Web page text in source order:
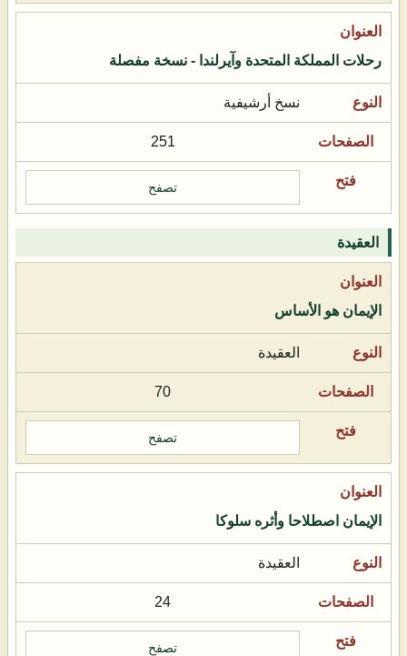
رحلات المملكة المتحدة وآيرلندا - نسخة مفصلة
نسخ أرشيفية
251
تصفح
العقيدة
الإيمان هو الأساس
العقيدة
70
تصفح
الإيمان اصطلاحا وأثره سلوكا
العقيدة
24
تصفح